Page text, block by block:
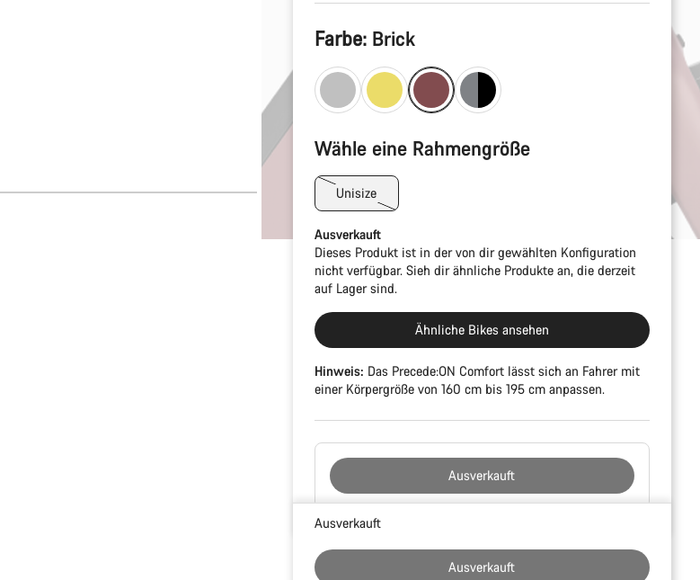
Produktkonfiguration
Farbe: Brick
Wähle eine Rahmengröße
Unisize
Ausverkauft
Dieses Produkt ist in der von dir gewählten Konfiguration
nicht verfügbar. Sieh dir ähnliche Produkte an, die derzeit
auf Lager sind.
Ähnliche Bikes ansehen
Hinweis: Das Precede:ON Comfort lässt sich an Fahrer mit
einer Körpergröße von 160 cm bis 195 cm anpassen.
Ausverkauft
Kaufargumente
Ausverkauft
Ausverkauft